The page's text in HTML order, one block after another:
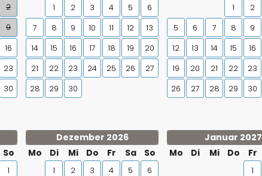
2
9
16
23
30
1 2 3 4 5
6
7
8 9 10 11 12
13
14
15 16 17 18 19
20
21
22 23 24 25 26
27
28
29 30
1 2
5
6 7 8 9
12
13 14 15 16
19
20 21 22 23
26
27 28 29 30
So
1
Dezember 2026
Mo
Di Mi Do Fr Sa So
1 2 3 4 5
6
Januar 2027
Mo
Di Mi Do Fr
1